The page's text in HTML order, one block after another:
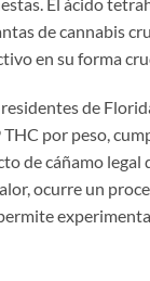
de cannabis
en su forma
de
por peso,
de cáñamo
ocurre un